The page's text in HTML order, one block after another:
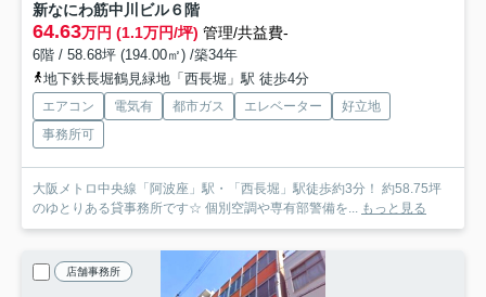
新なにわ筋中川ビル６階
64.63万円 (1.1万円/坪) 管理/共益費-
6階 / 58.68坪 (194.00㎡) /築34年
地下鉄長堀鶴見緑地「西長堀」駅 徒歩4分
エアコン 電気有 都市ガス エレベーター
好立地
事務所可
大阪メトロ中央線「阿波座」駅・「西長堀」駅徒歩約3分！ 約58.75坪
のゆとりある貸事務所です☆ 個別空調や専有部警備を... もっと見る
店舗事務所